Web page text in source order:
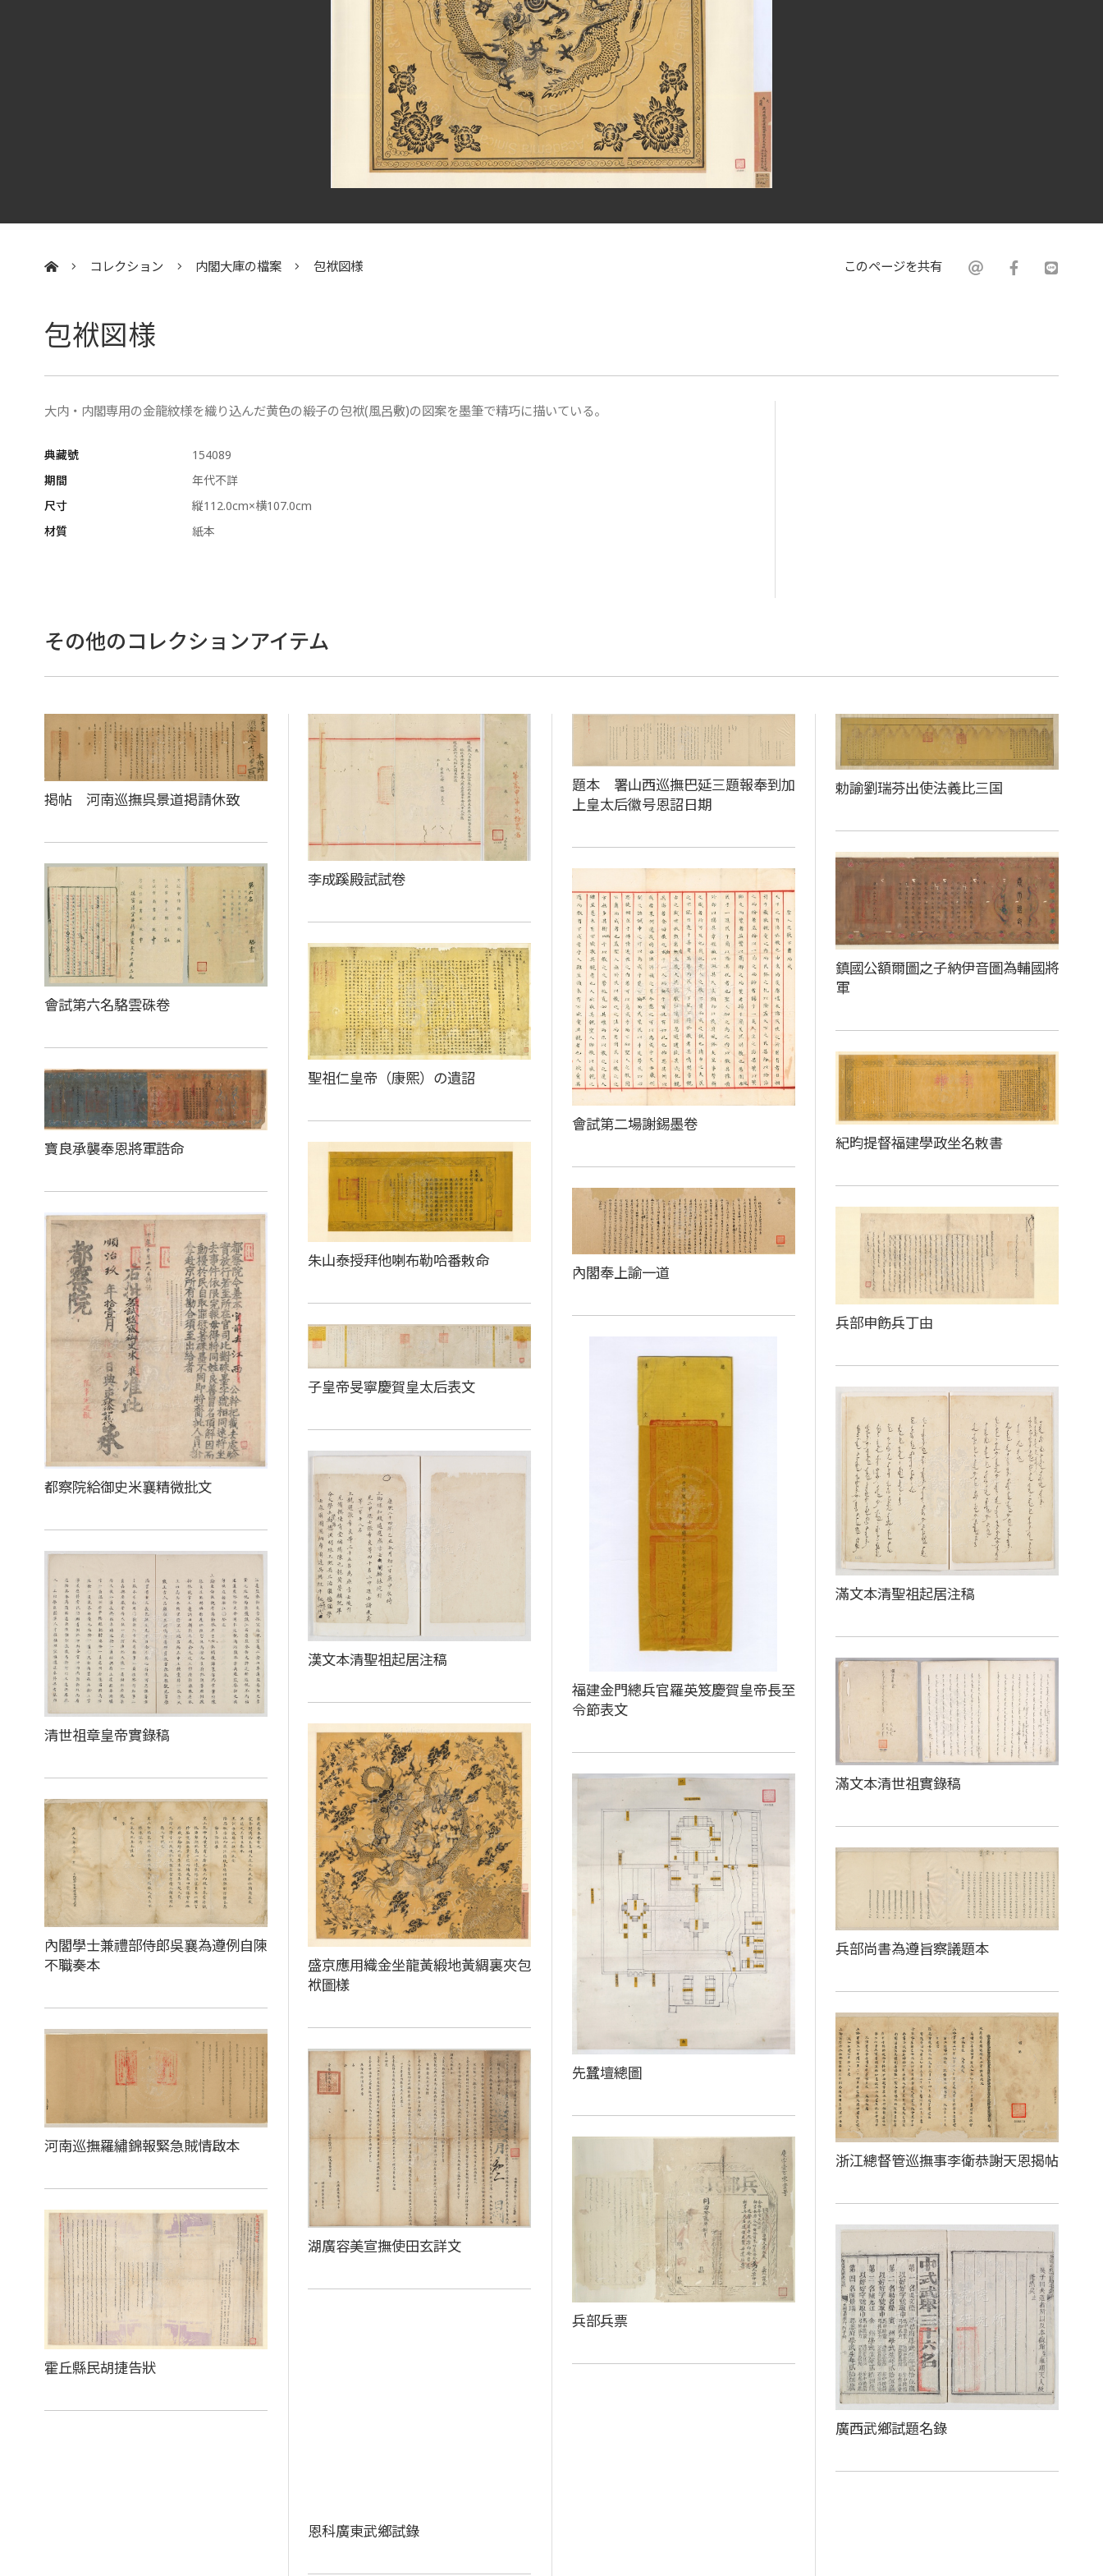
コレクション 内閣大庫の檔案 包袱図様 このページを共有
包袱図様
大内・内閣専用の金龍紋様を織り込んだ黄色の緞子の包袱(風呂敷)の図案を墨筆で精巧に描いている。
典藏號
154089
期間
年代不詳
尺寸
縦112.0cm×横107.0cm
材質
紙本
その他のコレクションアイテム
掲帖 河南巡撫呉景道掲請休致
李成蹊殿試試卷
題本 署山西巡撫巴延三題報奉到加
上皇太后徽号恩詔日期
勅諭劉瑞芬出使法義比三国
鎮國公額爾圖之子納伊音圖為輔國將
軍
會試第六名駱雲硃卷
會試第二場謝錫墨卷
聖祖仁皇帝（康熙）の遺詔
紀昀提督福建學政坐名敕書
寶良承襲奉恩將軍誥命
朱山泰授拜他喇布勒哈番敕命
內閣奉上諭一道
兵部申飭兵丁由
都察院給御史米襄精微批文
子皇帝旻寧慶賀皇太后表文
福建金門總兵官羅英笈慶賀皇帝長至
令節表文
滿文本清聖祖起居注稿
漢文本清聖祖起居注稿
清世祖章皇帝實錄稿
滿文本清世祖實錄稿
盛京應用織金坐龍黃緞地黃綢裏夾包
袱圖樣
先蠶壇總圖
內閣學士兼禮部侍郎吳襄為遵例自陳
不職奏本
兵部尚書為遵旨察議題本
浙江總督管巡撫事李衛恭謝天恩揭帖
河南巡撫羅繡錦報緊急賊情啟本
湖廣容美宣撫使田玄詳文
兵部兵票
霍丘縣民胡捷告狀
廣西武鄉試題名錄
恩科廣東武鄉試錄